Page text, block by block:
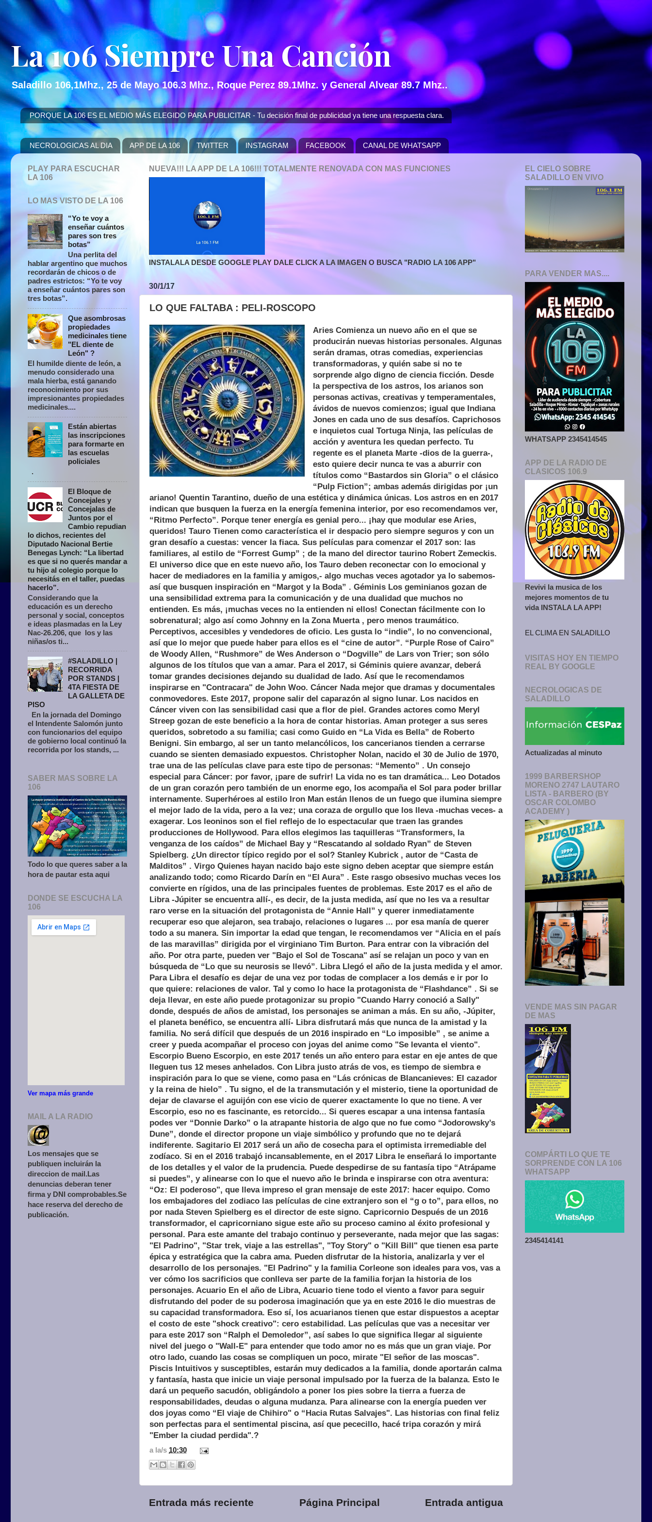
La 106 Siempre Una Canción
Saladillo 106,1Mhz., 25 de Mayo 106.3 Mhz., Roque Perez 89.1Mhz. y General Alvear 89.7 Mhz..
PORQUE LA 106 ES EL MEDIO MÁS ELEGIDO PARA PUBLICITAR - Tu decisión final de publicidad ya tiene una respuesta clara.
NECROLOGICAS AL DIA APP DE LA 106 TWITTER INSTAGRAM FACEBOOK CANAL DE WHATSAPP
NUEVA!!! LA APP DE LA 106!!! TOTALMENTE RENOVADA CON MAS FUNCIONES
INSTALALA DESDE GOOGLE PLAY DALE CLICK A LA IMAGEN O BUSCA "RADIO LA 106 APP"
30/1/17
LO QUE FALTABA : PELI-ROSCOPO
Aries Comienza un nuevo año en el que se
producirán nuevas historias personales. Algunas
serán dramas, otras comedias, experiencias
transformadoras, y quién sabe si no te
sorprende algo digno de ciencia ficción. Desde
la perspectiva de los astros, los arianos son
personas activas, creativas y temperamentales,
ávidos de nuevos comienzos; igual que Indiana
Jones en cada uno de sus desafíos. Caprichosos
e inquietos cual Tortuga Ninja, las películas de
acción y aventura les quedan perfecto. Tu
regente es el planeta Marte -dios de la guerra-,
esto quiere decir nunca te vas a aburrir con
títulos como “Bastardos sin Gloria” o el clásico
“Pulp Fiction”; ambas además dirigidas por ¡un
ariano! Quentin Tarantino, dueño de una estética y dinámica únicas. Los astros en en 2017
indican que busquen la fuerza en la energía femenina interior, por eso recomendamos ver,
“Ritmo Perfecto”. Porque tener energía es genial pero... ¡hay que modular ese Aries,
queridos! Tauro Tienen como característica el ir despacio pero siempre seguros y con un
gran desafío a cuestas: vencer la fiaca. Sus películas para comenzar el 2017 son: las
familiares, al estilo de “Forrest Gump” ; de la mano del director taurino Robert Zemeckis.
El universo dice que en este nuevo año, los Tauro deben reconectar con lo emocional y
hacer de mediadores en la familia y amigos,- algo muchas veces agotador ya lo sabemos-
así que busquen inspiración en “Margot y la Boda” . Géminis Los geminianos gozan de
una sensibilidad extrema para la comunicación y de una dualidad que muchos no
entienden. Es más, ¡muchas veces no la entienden ni ellos! Conectan fácilmente con lo
sobrenatural; algo así como Johnny en la Zona Muerta , pero menos traumático.
Perceptivos, accesibles y vendedores de oficio. Les gusta lo “indie”, lo no convencional,
así que lo mejor que puede haber para ellos es el “cine de autor”. “Purple Rose of Cairo”
de Woody Allen, “Rushmore” de Wes Anderson o “Dogville” de Lars von Trier; son sólo
algunos de los títulos que van a amar. Para el 2017, si Géminis quiere avanzar, deberá
tomar grandes decisiones dejando su dualidad de lado. Así que le recomendamos
inspirarse en "Contracara" de John Woo. Cáncer Nada mejor que dramas y documentales
conmovedores. Este 2017, propone salir del caparazón al signo lunar. Los nacidos en
Cáncer viven con las sensibilidad casi que a flor de piel. Grandes actores como Meryl
Streep gozan de este beneficio a la hora de contar historias. Aman proteger a sus seres
queridos, sobretodo a su familia; casi como Guido en “La Vida es Bella” de Roberto
Benigni. Sin embargo, al ser un tanto melancólicos, los cancerianos tienden a cerrarse
cuando se sienten demasiado expuestos. Christopher Nolan, nacido el 30 de Julio de 1970,
trae una de las películas clave para este tipo de personas: “Memento” . Un consejo
especial para Cáncer: por favor, ¡pare de sufrir! La vida no es tan dramática... Leo Dotados
de un gran corazón pero también de un enorme ego, los acompaña el Sol para poder brillar
internamente. Superhéroes al estilo Iron Man están llenos de un fuego que ilumina siempre
el mejor lado de la vida, pero a la vez; una coraza de orgullo que los lleva -muchas veces- a
exagerar. Los leoninos son el fiel reflejo de lo espectacular que traen las grandes
producciones de Hollywood. Para ellos elegimos las taquilleras “Transformers, la
venganza de los caídos” de Michael Bay y “Rescatando al soldado Ryan” de Steven
Spielberg. ¿Un director típico regido por el sol? Stanley Kubrick , autor de “Casta de
Malditos” . Virgo Quienes hayan nacido bajo este signo deben aceptar que siempre están
analizando todo; como Ricardo Darín en “El Aura” . Este rasgo obsesivo muchas veces los
convierte en rígidos, una de las principales fuentes de problemas. Este 2017 es el año de
Libra -Júpiter se encuentra allí-, es decir, de la justa medida, así que no les va a resultar
raro verse en la situación del protagonista de “Annie Hall” y querer inmediatamente
recuperar eso que alejaron, sea trabajo, relaciones o lugares ... por esa manía de querer
todo a su manera. Sin importar la edad que tengan, le recomendamos ver “Alicia en el país
de las maravillas” dirigida por el virginiano Tim Burton. Para entrar con la vibración del
año. Por otra parte, pueden ver "Bajo el Sol de Toscana" así se relajan un poco y van en
búsqueda de “Lo que su neurosis se llevó”. Libra Llegó el año de la justa medida y el amor.
Para Libra el desafío es dejar de una vez por todas de complacer a los demás e ir por lo
que quiere: relaciones de valor. Tal y como lo hace la protagonista de “Flashdance” . Si se
deja llevar, en este año puede protagonizar su propio "Cuando Harry conoció a Sally"
donde, después de años de amistad, los personajes se animan a más. En su año, -Júpiter,
el planeta benéfico, se encuentra allí- Libra disfrutará más que nunca de la amistad y la
familia. No será difícil que después de un 2016 inspirado en “Lo imposible” , se anime a
creer y pueda acompañar el proceso con joyas del anime como "Se levanta el viento".
Escorpio Bueno Escorpio, en este 2017 tenés un año entero para estar en eje antes de que
lleguen tus 12 meses anhelados. Con Libra justo atrás de vos, es tiempo de siembra e
inspiración para lo que se viene, como pasa en “Lás crónicas de Blancanieves: El cazador
y la reina de hielo” . Tu signo, el de la transmutación y el misterio, tiene la oportunidad de
dejar de clavarse el aguijón con ese vicio de querer exactamente lo que no tiene. A ver
Escorpio, eso no es fascinante, es retorcido... Si queres escapar a una intensa fantasía
podes ver “Donnie Darko” o la atrapante historia de algo que no fue como “Jodorowsky’s
Dune”, donde el director propone un viaje simbólico y profundo que no te dejará
indiferente. Sagitario El 2017 será un año de cosecha para el optimista irremediable del
zodíaco. Si en el 2016 trabajó incansablemente, en el 2017 Libra le enseñará lo importante
de los detalles y el valor de la prudencia. Puede despedirse de su fantasía tipo “Atrápame
si puedes”, y alinearse con lo que el nuevo año le brinda e inspirarse con otra aventura:
“Oz: El poderoso", que lleva impreso el gran mensaje de este 2017: hacer equipo. Como
los embajadores del zodiaco las películas de cine extranjero son el “g o to”, para ellos, no
por nada Steven Spielberg es el director de este signo. Capricornio Después de un 2016
transformador, el capricorniano sigue este año su proceso camino al éxito profesional y
personal. Para este amante del trabajo continuo y perseverante, nada mejor que las sagas:
"El Padrino", "Star trek, viaje a las estrellas", "Toy Story" o "Kill Bill" que tienen esa parte
épica y estratégica que la cabra ama. Pueden disfrutar de la historia, analizarla y ver el
desarrollo de los personajes. "El Padrino" y la familia Corleone son ideales para vos, vas a
ver cómo los sacrificios que conlleva ser parte de la familia forjan la historia de los
personajes. Acuario En el año de Libra, Acuario tiene todo el viento a favor para seguir
disfrutando del poder de su poderosa imaginación que ya en este 2016 le dio muestras de
su capacidad transformadora. Eso sí, los acuarianos tienen que estar dispuestos a aceptar
el costo de este "shock creativo": cero estabilidad. Las películas que vas a necesitar ver
para este 2017 son “Ralph el Demoledor”, así sabes lo que significa llegar al siguiente
nivel del juego o "Wall-E" para entender que todo amor no es más que un gran viaje. Por
otro lado, cuando las cosas se compliquen un poco, mirate "El señor de las moscas".
Piscis Intuitivos y susceptibles, estarán muy dedicados a la familia, donde aportarán calma
y fantasía, hasta que inicie un viaje personal impulsado por la fuerza de la balanza. Esto le
dará un pequeño sacudón, obligándolo a poner los pies sobre la tierra a fuerza de
responsabilidades, deudas o alguna mudanza. Para alinearse con la energía pueden ver
dos joyas como “El viaje de Chihiro" o “Hacia Rutas Salvajes". Las historias con final feliz
son perfectas para el sentimental piscina, así que pececillo, hacé tripa corazón y mirá
"Ember la ciudad perdida".?
a la/s 10:30
Entrada más reciente Entrada antigua
Página Principal
PLAY PARA ESCUCHAR
LA 106
LO MAS VISTO DE LA 106
“Yo te voy a
enseñar cuántos
pares son tres
botas”
Una perlita del
hablar argentino que muchos
recordarán de chicos o de
padres estrictos: “Yo te voy
a enseñar cuántos pares son
tres botas”.
Que asombrosas
propiedades
medicinales tiene
"EL diente de
León" ?
El humilde diente de león, a
menudo considerado una
mala hierba, está ganando
reconocimiento por sus
impresionantes propiedades
medicinales....
Están abiertas
las inscripciones
para formarte en
las escuelas
policiales
.
El Bloque de
Concejales y
Concejalas de
Juntos por el
Cambio repudian
lo dichos, recientes del
Diputado Nacional Bertie
Benegas Lynch: “La libertad
es que si no querés mandar a
tu hijo al colegio porque lo
necesitás en el taller, puedas
hacerlo”.
Considerando que la
educación es un derecho
personal y social, conceptos
e ideas plasmadas en la Ley
Nac-26.206, que los y las
niñas/os ti...
#SALADILLO |
RECORRIDA
POR STANDS |
4TA FIESTA DE
LA GALLETA DE
PISO
En la jornada del Domingo
el Intendente Salomón junto
con funcionarios del equipo
de gobierno local continuó la
recorrida por los stands, ...
SABER MAS SOBRE LA
106
Todo lo que queres saber a la
hora de pautar esta aqui
DONDE SE ESCUCHA LA
106
Ver mapa más grande
MAIL A LA RADIO
Los mensajes que se
publiquen incluirán la
direccion de mail.Las
denuncias deberan tener
firma y DNI comprobables.Se
hace reserva del derecho de
publicación.
EL CIELO SOBRE
SALADILLO EN VIVO
PARA VENDER MAS....
WHATSAPP 2345414545
APP DE LA RADIO DE
CLASICOS 106.9
Revivi la musica de los
mejores momentos de tu
vida INSTALA LA APP!
EL CLIMA EN SALADILLO
VISITAS HOY EN TIEMPO
REAL BY GOOGLE
NECROLOGICAS DE
SALADILLO
Actualizadas al minuto
1999 BARBERSHOP
MORENO 2747 LAUTARO
LISTA - BARBERO (BY
OSCAR COLOMBO
ACADEMY )
VENDE MAS SIN PAGAR
DE MAS
COMPÁRTI LO QUE TE
SORPRENDE CON LA 106
WHATSAPP
2345414141